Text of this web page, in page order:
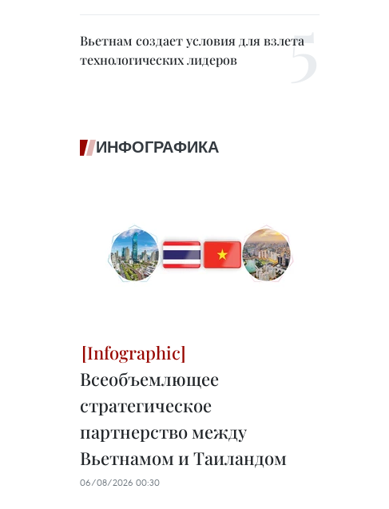
Вьетнам создает условия для взлета
технологических лидеров
ИНФОГРАФИКА
Всеобъемлющее
стратегическое
партнерство между
Вьетнамом и Таиландом
06/08/2026 00:30